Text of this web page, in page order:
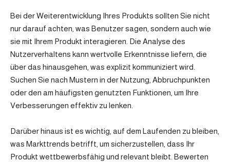
Bei der Weiterentwicklung Ihres Produkts sollten Sie nicht
nur darauf achten, was Benutzer sagen, sondern auch wie
sie mit Ihrem Produkt interagieren. Die Analyse des
Nutzerverhaltens kann wertvolle Erkenntnisse liefern, die
über das hinausgehen, was explizit kommuniziert wird.
Suchen Sie nach Mustern in der Nutzung, Abbruchpunkten
oder den am häufigsten genutzten Funktionen, um Ihre
Verbesserungen effektiv zu lenken.
Darüber hinaus ist es wichtig, auf dem Laufenden zu bleiben,
was Markttrends betrifft, um sicherzustellen, dass Ihr
Produkt wettbewerbsfähig und relevant bleibt. Bewerten